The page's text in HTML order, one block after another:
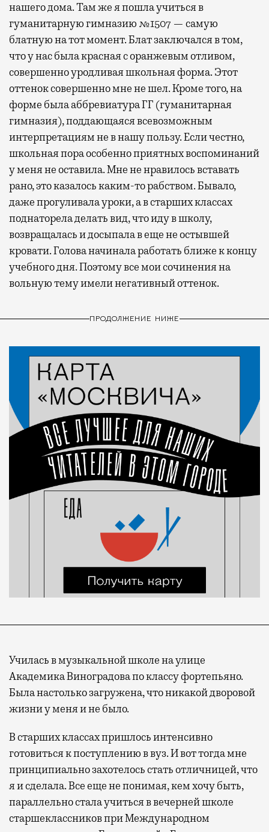
нашего дома. Там же я пошла учиться в
гуманитарную гимназию №1507 — самую
блатную на тот момент. Блат заключался в том,
что у нас была красная с оранжевым отливом,
совершенно уродливая школьная форма. Этот
оттенок совершенно мне не шел. Кроме того, на
форме была аббревиатура ГГ (гуманитарная
гимназия), поддающаяся всевозможным
интерпретациям не в нашу пользу. Если честно,
школьная пора особенно приятных воспоминаний
у меня не оставила. Мне не нравилось вставать
рано, это казалось каким-то рабством. Бывало,
даже прогуливала уроки, а в старших классах
поднаторела делать вид, что иду в школу,
возвращалась и досыпала в еще не остывшей
кровати. Голова начинала работать ближе к концу
учебного дня. Поэтому все мои сочинения на
вольную тему имели негативный оттенок.
ПРОДОЛЖЕНИЕ НИЖЕ
Училась в музыкальной школе на улице
Академика Виноградова по классу фортепьяно.
Была настолько загружена, что никакой дворовой
жизни у меня и не было.
В старших классах пришлось интенсивно
готовиться к поступлению в вуз. И вот тогда мне
принципиально захотелось стать отличницей, что
я и сделала. Все еще не понимая, кем хочу быть,
параллельно стала учиться в вечерней школе
старшеклассников при Международном